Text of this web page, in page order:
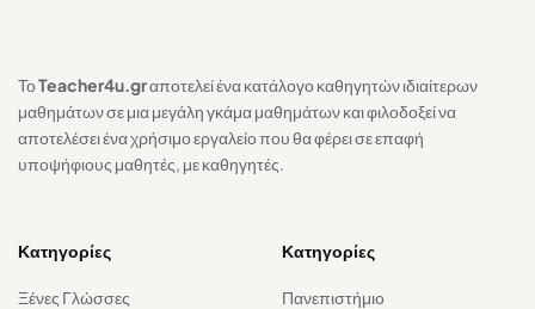
ΤοTeacher4u.grαποτελεί ένα κατάλογο καθηγητών ιδιαίτερων
μαθημάτων σε μια μεγάλη γκάμα μαθημάτων και φιλοδοξεί να
αποτελέσει ένα χρήσιμο εργαλείο που θα φέρει σε επαφή
υποψήφιους μαθητές, με καθηγητές.
Κατηγορίες
Ξένες Γλώσσες
Κατηγορίες
Πανεπιστήμιο